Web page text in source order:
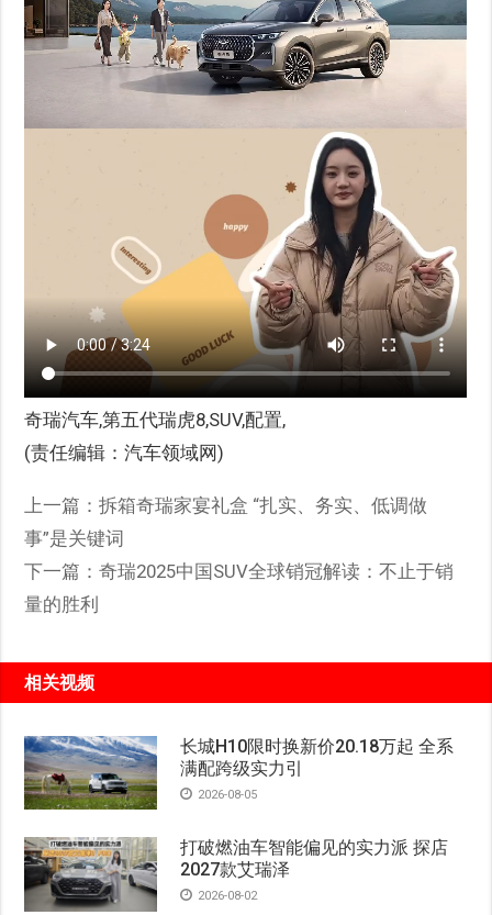
奇瑞汽车,第五代瑞虎8,SUV,配置,
(责任编辑：汽车领域网)
上一篇：拆箱奇瑞家宴礼盒 “扎实、务实、低调做
事”是关键词
下一篇：奇瑞2025中国SUV全球销冠解读：不止于销
量的胜利
相关视频
长城H10限时换新价20.18万起 全系
满配跨级实力引
2026-08-05
打破燃油车智能偏见的实力派 探店
2027款艾瑞泽
2026-08-02